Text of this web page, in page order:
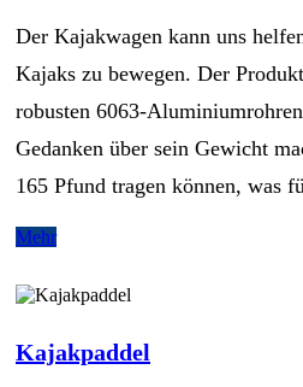
Der Kajakwagen kann uns
Kajaks zu bewegen. Der
robusten 6063-
Gedanken über sein Gewicht
165 Pfund tragen können, was
Mehr
Kajakpaddel